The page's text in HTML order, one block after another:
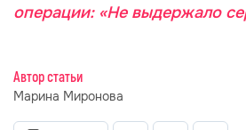
операции: «Не выдержало
Автор статьи
Марина Миронова